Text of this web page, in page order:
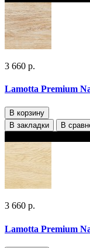
3 660 р.
Lamotta Premium
В корзину
В закладки
В
3 660 р.
Lamotta Premium